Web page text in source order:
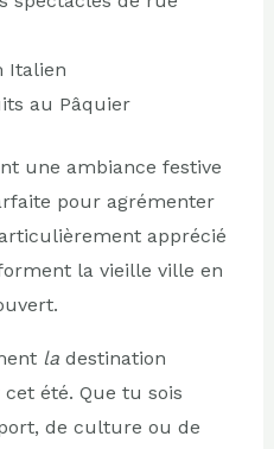
Italien
au Pâquier
une ambiance festive
pour agrémenter
apprécié
la vieille ville en
ladestination
été. Que tu sois
de culture ou de